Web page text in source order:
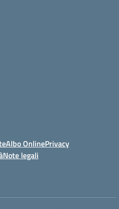
Albo OnlinePrivacy
Note legali